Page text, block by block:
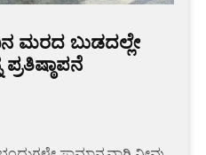
ಮರದ ಬುಡದಲ್ಲೇ